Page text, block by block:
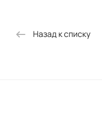
Назад к списку